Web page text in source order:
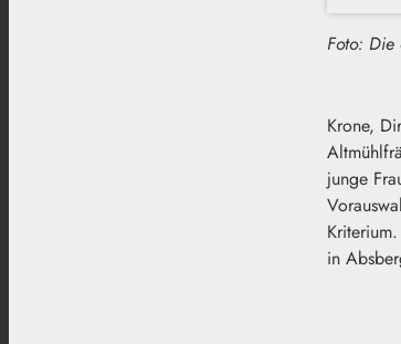
Foto:
Krone,
junge
in